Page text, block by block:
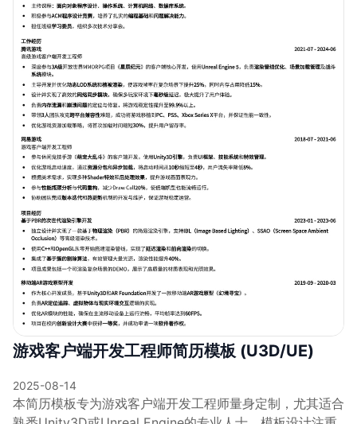
游戏客户端开发工程师简历模板 (U3D/UE)
2025-08-14
本简历模板专为游戏客户端开发工程师量身定制，尤其适合